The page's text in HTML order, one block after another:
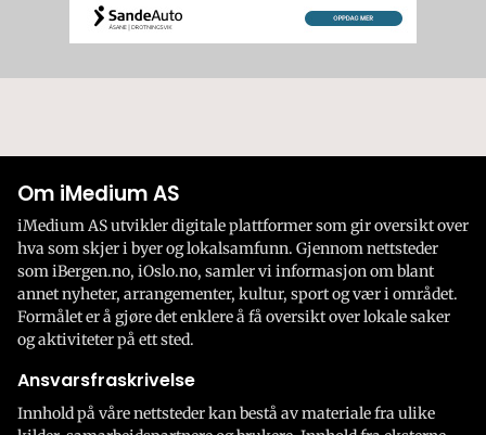
Om iMedium AS
iMedium AS utvikler digitale plattformer som gir oversikt over
hva som skjer i byer og lokalsamfunn. Gjennom nettsteder
som iBergen.no, iOslo.no, samler vi informasjon om blant
annet nyheter, arrangementer, kultur, sport og vær i området.
Formålet er å gjøre det enklere å få oversikt over lokale saker
og aktiviteter på ett sted.
Ansvarsfraskrivelse
Innhold på våre nettsteder kan bestå av materiale fra ulike